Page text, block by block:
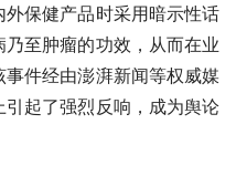
保健产品时采用暗示性话
至肿瘤的功效，从而在业
件经由澎湃新闻等权威媒
起了强烈反响，成为舆论